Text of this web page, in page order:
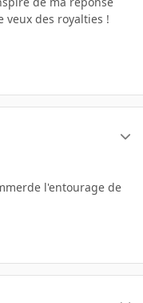
veux des royalties !
l'entourage de